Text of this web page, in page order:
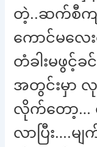
တဲ့..ဆက်စီက
ကောင်မလေ
တံခါးမဖွင့်ခ
အတွင်းမှာ
လိုက်တော့…
လာပြီး….မ